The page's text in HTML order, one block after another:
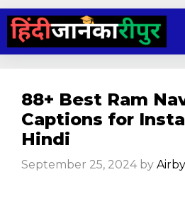
Skip
content
88+ Best Ram
Captions for
Hindi
September 25, 2024 by